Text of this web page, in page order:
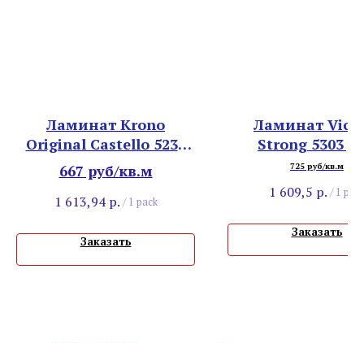
Ламинат Krono
Original Castello 5239
Дуб Торнадо
667 руб/кв.м
1 613,94 р. / 1 pack
Заказать
Ламинат
Strong 5303
725 руб/кв.м
1 609,5 р. / 1 pack
Заказать